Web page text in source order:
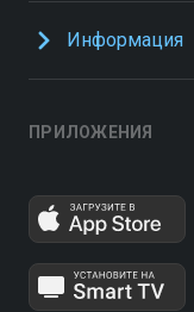
Информация
ПРИЛОЖЕНИЯ